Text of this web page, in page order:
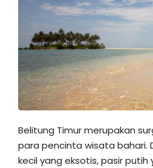
Belitung Timur merupakan
para pencinta wisata bahari.
kecil yang eksotis, pasir